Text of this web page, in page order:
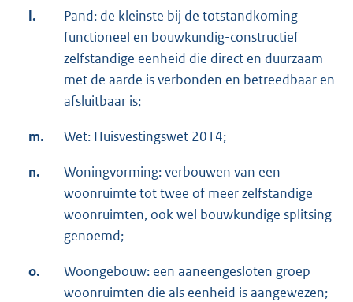
l.
Pand: de kleinste bij de totstandkoming
functioneel en bouwkundig-constructief
zelfstandige eenheid die direct en duurzaam
met de aarde is verbonden en betreedbaar en
afsluitbaar is;
m. Wet: Huisvestingswet 2014;
n.
Woningvorming: verbouwen van een
woonruimte tot twee of meer zelfstandige
woonruimten, ook wel bouwkundige splitsing
genoemd;
o.
Woongebouw: een aaneengesloten groep
woonruimten die als eenheid is aangewezen;